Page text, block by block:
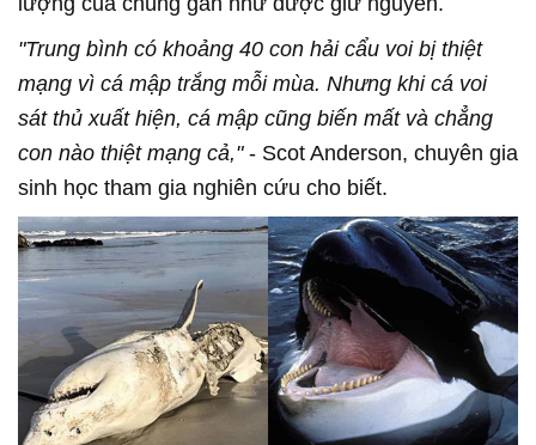
"Trung bình có khoảng 40 con hải cẩu voi bị thiệt
mạng vì cá mập trắng mỗi mùa. Nhưng khi cá voi
sát thủ xuất hiện, cá mập cũng biến mất và chẳng
con nào thiệt mạng cả,"- Scot Anderson, chuyên gia
sinh học tham gia nghiên cứu cho biết.